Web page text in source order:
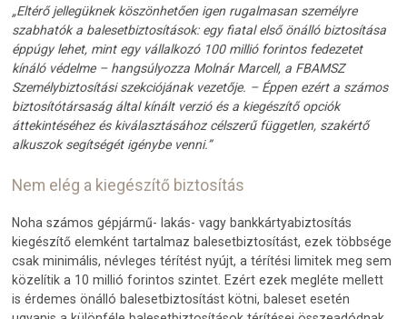
„Eltérő jellegüknek köszönhetően igen rugalmasan személyre
szabhatók a balesetbiztosítások: egy fiatal első önálló biztosítása
éppúgy lehet, mint egy vállalkozó 100 millió forintos fedezetet
kínáló védelme – hangsúlyozza Molnár Marcell, a FBAMSZ
Személybiztosítási szekciójának vezetője. – Éppen ezért a számos
biztosítótársaság által kínált verzió és a kiegészítő opciók
áttekintéséhez és kiválasztásához célszerű független, szakértő
alkuszok segítségét igénybe venni.”
Nem elég a kiegészítő biztosítás
Noha számos gépjármű- lakás- vagy bankkártyabiztosítás
kiegészítő elemként tartalmaz balesetbiztosítást, ezek többsége
csak minimális, névleges térítést nyújt, a térítési limitek meg sem
közelítik a 10 millió forintos szintet. Ezért ezek megléte mellett
is érdemes önálló balesetbiztosítást kötni, baleset esetén